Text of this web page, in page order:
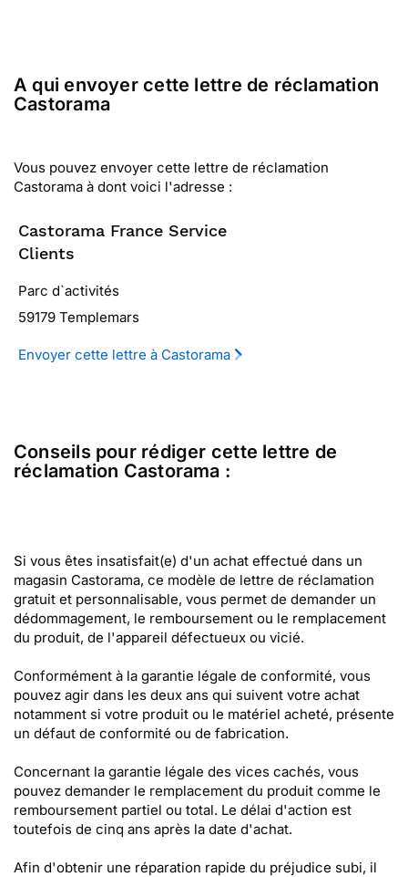
A qui envoyer cette lettre de réclamation
Castorama
Vous pouvez envoyer cette lettre de réclamation
Castorama à dont voici l'adresse :
Castorama France Service
Clients
Parc d`activités
59179 Templemars
Envoyer cette lettre à Castorama
Conseils pour rédiger cette lettre de
réclamation Castorama :
Si vous êtes insatisfait(e) d'un achat effectué dans un
magasin Castorama, ce modèle de lettre de réclamation
gratuit et personnalisable, vous permet de demander un
dédommagement, le remboursement ou le remplacement
du produit, de l'appareil défectueux ou vicié.
Conformément à la garantie légale de conformité, vous
pouvez agir dans les deux ans qui suivent votre achat
notamment si votre produit ou le matériel acheté, présente
un défaut de conformité ou de fabrication.
Concernant la garantie légale des vices cachés, vous
pouvez demander le remplacement du produit comme le
remboursement partiel ou total. Le délai d'action est
toutefois de cinq ans après la date d'achat.
Afin d'obtenir une réparation rapide du préjudice subi, il